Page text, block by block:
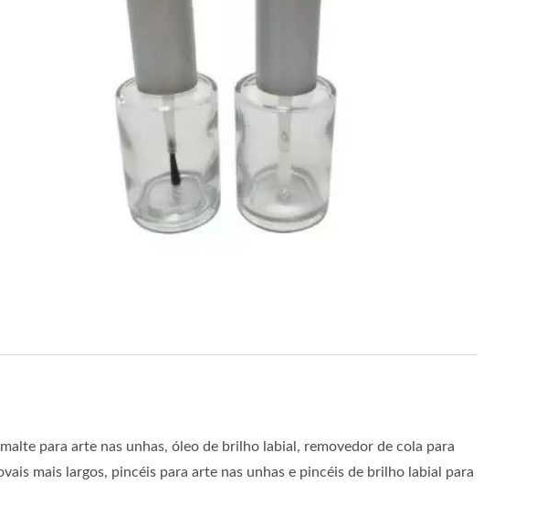
para arte nas unhas, óleo de brilho labial, removedor de cola para
mais largos, pincéis para arte nas unhas e pincéis de brilho labial para